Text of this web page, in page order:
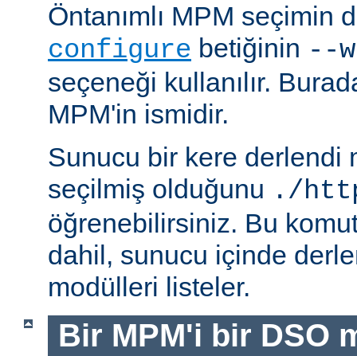
Öntanımlı MPM seçimin
configure betiğinin --
seçeneği kullanılır.
MPM'in ismidir.
Sunucu bir kere derlendi
seçilmiş olduğunu ./
öğrenebilirsiniz. Bu
dahil, sunucu içinde
modülleri listeler.
Bir MPM'i bir DSO